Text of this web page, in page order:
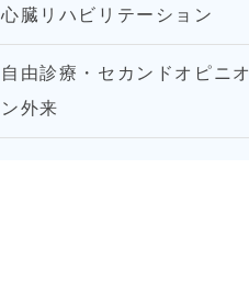
心臓リハビリテーション
自由診療・セカンドオピニオ
ン外来